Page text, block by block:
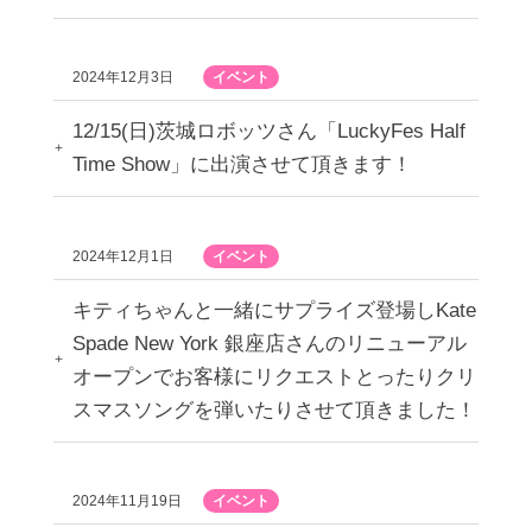
2024年12月3日 イベント
12/15(日)茨城ロボッツさん「LuckyFes Half
Time Show」に出演させて頂きます！
2024年12月1日 イベント
キティちゃんと一緒にサプライズ登場しKate
Spade New York 銀座店さんのリニューアル
オープンでお客様にリクエストとったりクリ
スマスソングを弾いたりさせて頂きました！
2024年11月19日 イベント